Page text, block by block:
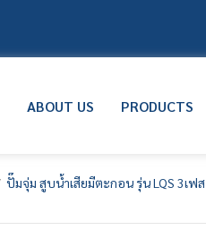
ABOUT US PRODUCTS
ปั๊มจุ่ม สูบน้ำเสียมีตะกอน รุ่น LQS 3เฟส